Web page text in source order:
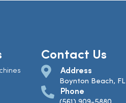
Contact Us
Address
Boynton Beach, FL
Phone